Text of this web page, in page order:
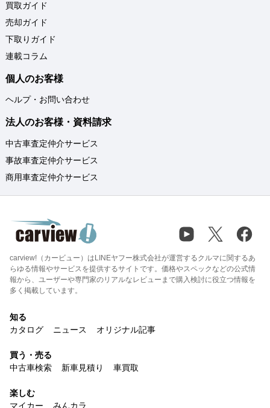
買取ガイド
売却ガイド
下取りガイド
連載コラム
個人のお客様
ヘルプ・お問い合わせ
法人のお客様・資料請求
中古車査定仲介サービス
事故車査定仲介サービス
商用車査定仲介サービス
carview!（カービュー）はLINEヤフー株式会社が運営するクルマに関するあ
らゆる情報やサービスを提供するサイトです。価格やスペックなどの公式情
報から、ユーザーや専門家のリアルなレビューまで購入検討に役立つ情報を
多く掲載しています。
知る
カタログ
ニュース オリジナル記事
買う・売る
中古車検索
新車見積り 車買取
楽しむ
マイカー
みんカラ